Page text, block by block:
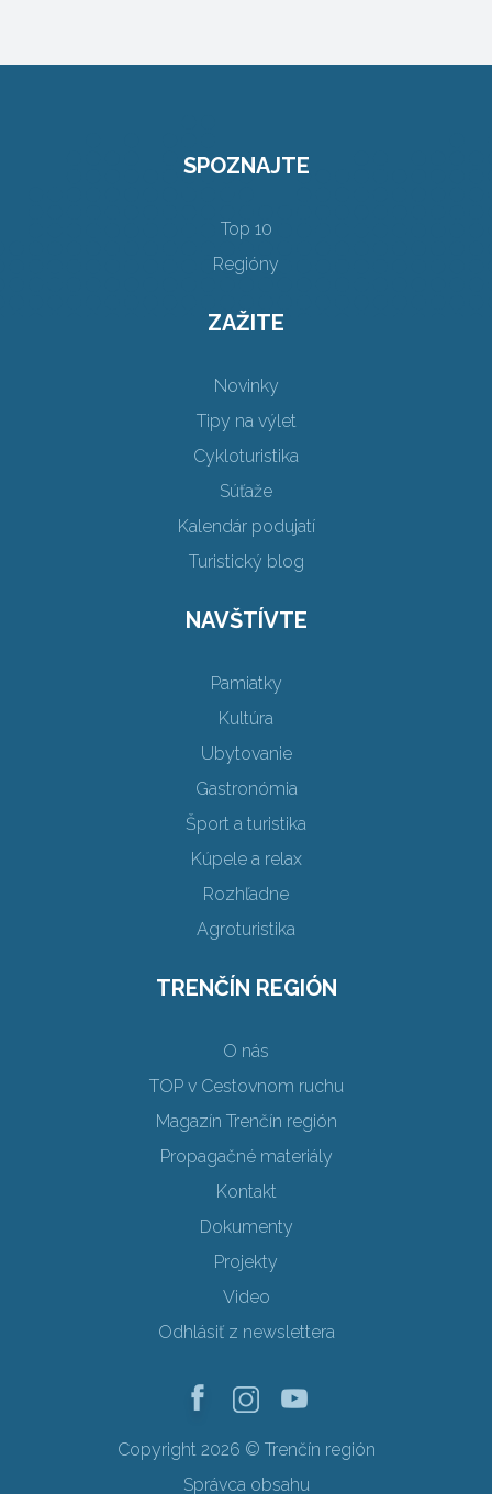
SPOZNAJTE
Top 10
Regióny
ZAŽITE
Novinky
Tipy na výlet
Cykloturistika
Súťaže
Kalendár podujatí
Turistický blog
NAVŠTÍVTE
Pamiatky
Kultúra
Ubytovanie
Gastronómia
Šport a turistika
Kúpele a relax
Rozhľadne
Agroturistika
TRENČÍN REGIÓN
O nás
TOP v Cestovnom ruchu
Magazín Trenčín región
Propagačné materiály
Kontakt
Dokumenty
Projekty
Video
Odhlásiť z newslettera
Copyright 2026 © Trenčín región
Správca obsahu